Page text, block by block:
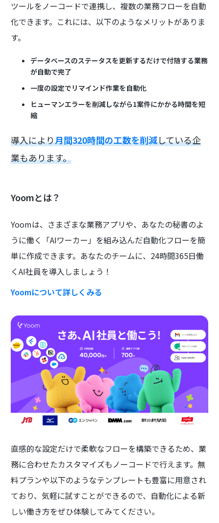
ツールをノーコードで連携し、複数の業務フローを自動
化できます。これには、以下のようなメリットがありま
す。
データベースのステータスを更新するだけで付随する業務
が自動で完了
一度の設定でリマインド作業を自動化
ヒューマンエラーを削減しながら1案件にかかる時間を短
縮
導入により月間320時間の工数を削減している企
業もあります。
Yoomとは？
Yoomは、さまざまな業務アプリや、あなたの秘書のよ
うに働く「AIワーカー」を組み込んだ自動化フローを簡
単に作成できます。あなたのチームに、24時間365日働
くAI社員を導入しましょう！
Yoomについて詳しくみる
直感的な設定だけで柔軟なフローを構築できるため、業
務に合わせたカスタマイズもノーコードで行えます。無
料プランや以下のようなテンプレートも豊富に用意され
ており、気軽に試すことができるので、自動化による新
しい働き方をぜひ体験してみてください。